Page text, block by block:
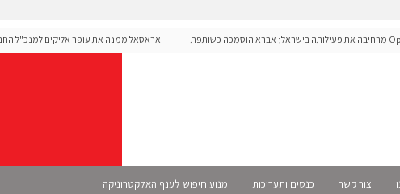
OpenAI מרחיבה את פעילותה בישראל; אברא הוסמכה כשותפת
אראסאל ממנה את עופר אליקים למנכ"ל החברה
צור קשר כנסים ותערוכות מנוע חיפוש לענף האלקטרוניקה